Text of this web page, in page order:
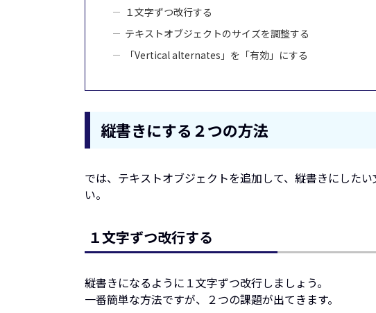
１文字ずつ改行する
テキストオブジェクトのサイズを調整する
「Vertical alternates」を「有効」にする
縦書きにする２つの方法
では、テキストオブジェクトを追加して、縦書きにした
い。
１文字ずつ改行する
縦書きになるように１文字ずつ改行しましょう。
一番簡単な方法ですが、２つの課題が出てきます。